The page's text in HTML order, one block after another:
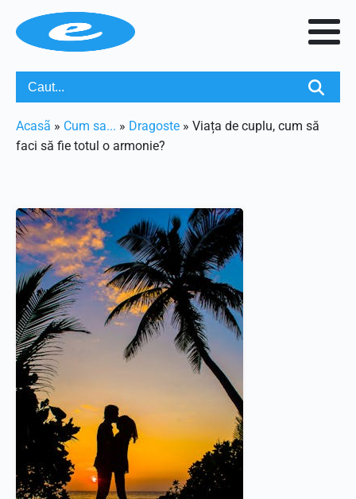
Acasã » Cum sa... » Dragoste » Viața de cuplu, cum să
faci să fie totul o armonie?